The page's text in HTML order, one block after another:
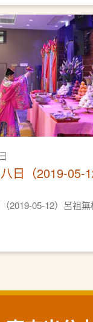
日（2019-05-
2019-05-12）呂祖